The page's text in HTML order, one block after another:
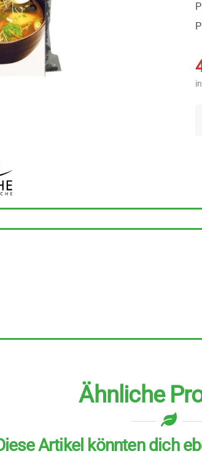
Ähnliche
Artikel könnten dich